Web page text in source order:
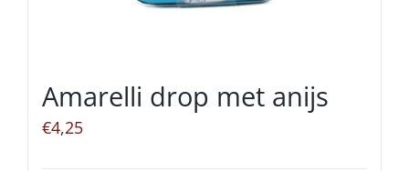
Amarelli drop met anijs
€4,25